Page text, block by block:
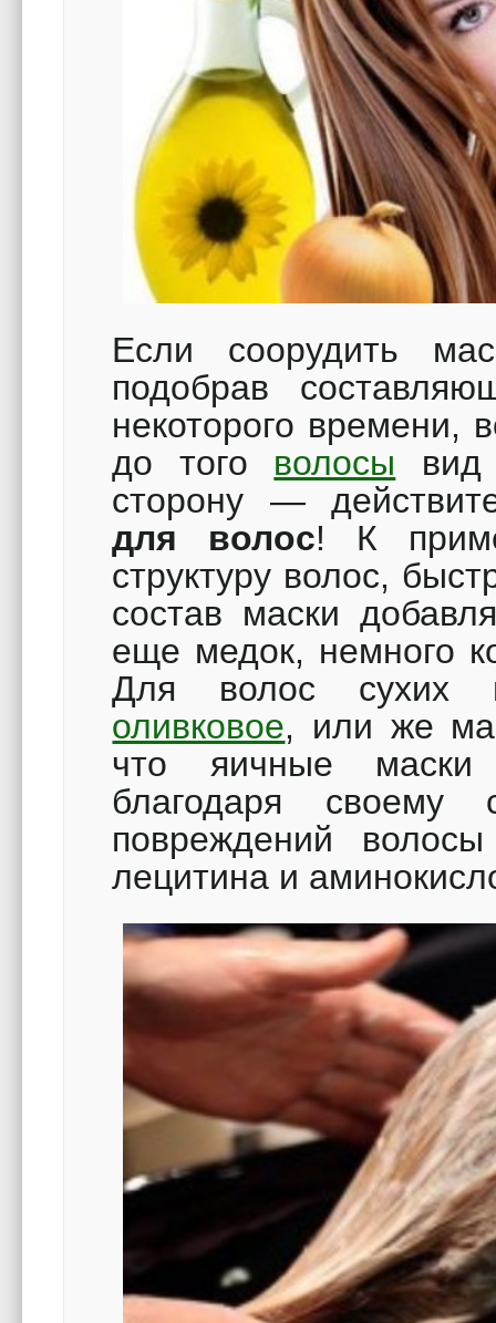
Если соорудить
подобрав
некоторого времени,
до того волосы вид
сторону —
для волос! К
структуру волос,
состав маски
еще медок, немного
Для волос сухих
оливковое, или же
что яичные
благодаря
повреждений
лецитина и